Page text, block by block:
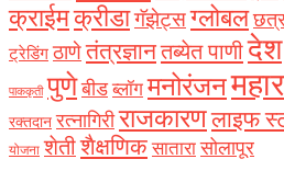
क्राईमक्रीडागॅझेट्सग्लोबल
ट्रेडिंग ठाणेतंत्रज्ञानतब्येत पाणीदेश
पाककृती पुणे बीड ब्लॉग मनोरंजन
रक्‍तदान रत्नागिरी राजकारणलाइफ
योजना शेतीशैक्षणिक सातारा सोलापूर